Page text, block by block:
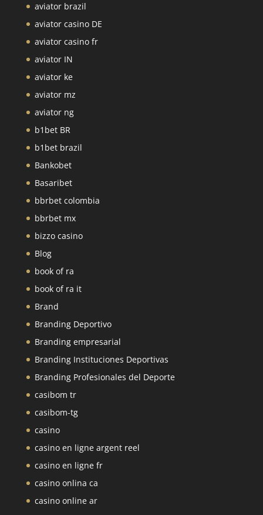
aviator brazil
aviator casino DE
aviator casino fr
aviator IN
aviator ke
aviator mz
aviator ng
b1bet BR
b1bet brazil
Bankobet
Basaribet
bbrbet colombia
bbrbet mx
bizzo casino
Blog
book of ra
book of ra it
Brand
Branding Deportivo
Branding empresarial
Branding Instituciones Deportivas
Branding Profesionales del Deporte
casibom tr
casibom-tg
casino
casino en ligne argent reel
casino en ligne fr
casino onlina ca
casino online ar